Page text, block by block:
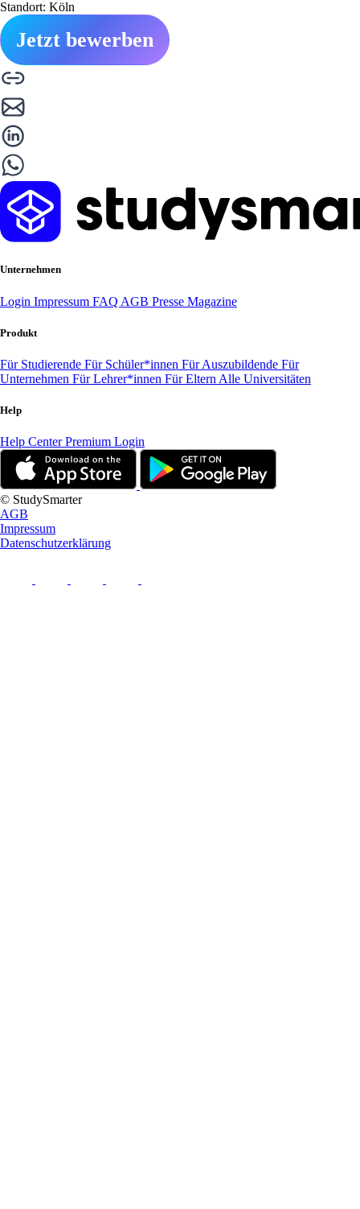
Standort: Köln
Jetzt bewerben
Unternehmen
Login Impressum FAQ AGB Presse Magazine
Produkt
Für Studierende Für Schüler*innen Für Auszubildende Für
Unternehmen Für Lehrer*innen Für Eltern Alle Universitäten
Help
Help CenterPremium Login
© StudySmarter
AGB
Impressum
Datenschutzerklärung